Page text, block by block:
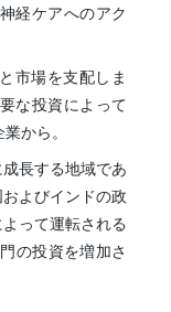
経ケアへのアク
市場を支配しま
な投資によって
から。
長する地域であ
よびインドの政
って運転される
の投資を増加さ